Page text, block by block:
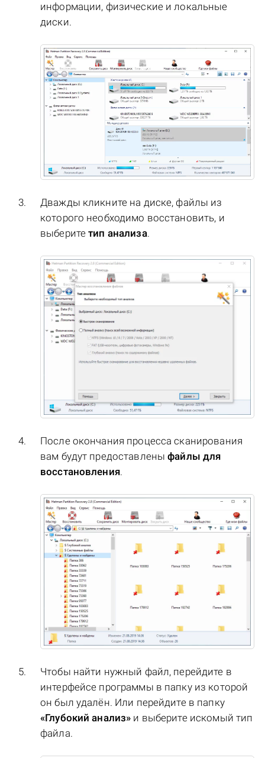
информации, физические и локальные
диски.
Дважды кликните на диске, файлы из
которого необходимо восстановить, и
выберитетип анализа.
После окончания процесса сканирования
вам будут предоставленыфайлы для
восстановления.
Чтобы найти нужный файл, перейдите в
интерфейсе программы в папку из которой
он был удалён. Или перейдите в папку
«Глубокий анализ» и выберите искомый тип
файла.